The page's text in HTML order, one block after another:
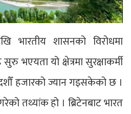
शासनको विरोधमा
सुरु भएयता यो क्षेत्रमा सुरक्षाकर्मी
हजारको ज्यान गइसकेको छ ।
तथ्यांक हो । ब्रिटेनबाट भारत